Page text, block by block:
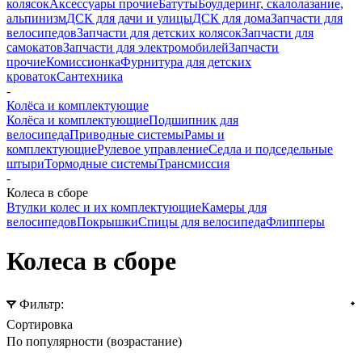
колясокАксессуары прочиеБатутыБоулдеринг, скалолазание,
альпинизмДСК для дачи и улицыДСК для домаЗапчасти для
велосипедовЗапчасти для детских колясокЗапчасти для
самокатовЗапчасти для электромобилейЗапчасти
прочиеКомиссионкаФурнитура для детских
кроватокСантехника
-
Колёса и комплектующие
Колёса и комплектующиеПодшипник для
велосипедаПриводные системыРамы и
комплектующиеРулевое управлениеСедла и подседельные
штыриТормодные системыТрансмиссия
-
Колеса в сборе
Втулки колес и их комплектующиеКамеры для
велосипедовПокрышкиСпицы для велосипедаФлипперы
Колеса в сборе
Фильтр:
Сортировка
По популярности (возрастание)